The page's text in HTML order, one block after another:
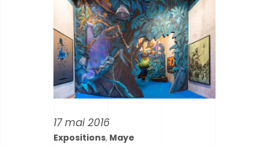
17 mai 2016
Expositions, Maye